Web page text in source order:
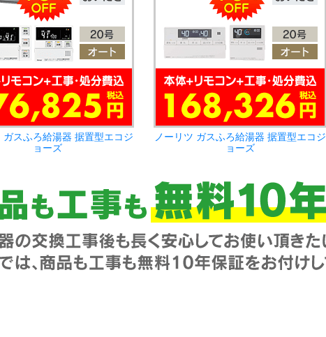
ガスふろ給湯器 据置型エコジ
ョーズ
ノーリツ ガスふろ給湯器 据置型エコジ
ョーズ